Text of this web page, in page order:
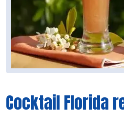
Cocktail Florida